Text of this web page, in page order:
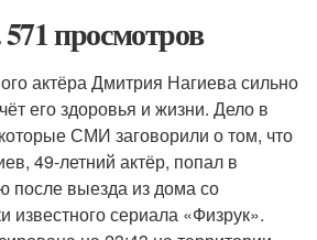
просмотров
актёра Дмитрия Нагиева сильно
его здоровья и жизни. Дело в
СМИ заговорили о том, что
49-летний актёр, попал в
после выезда из дома со
сериала «Физрук».